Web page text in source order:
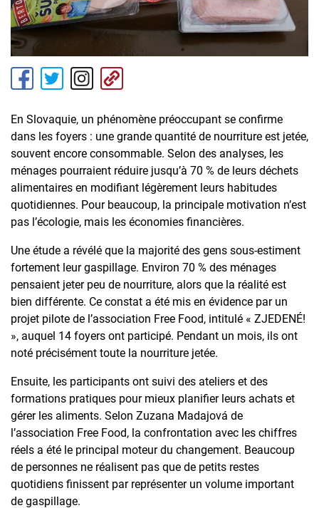
En Slovaquie, un phénomène préoccupant se confirme
dans les foyers : une grande quantité de nourriture est jetée,
souvent encore consommable. Selon des analyses, les
ménages pourraient réduire jusqu’à 70 % de leurs déchets
alimentaires en modifiant légèrement leurs habitudes
quotidiennes. Pour beaucoup, la principale motivation n’est
pas l’écologie, mais les économies financières.
Une étude a révélé que la majorité des gens sous-estiment
fortement leur gaspillage. Environ 70 % des ménages
pensaient jeter peu de nourriture, alors que la réalité est
bien différente. Ce constat a été mis en évidence par un
projet pilote de l’association Free Food, intitulé « ZJEDENÉ!
», auquel 14 foyers ont participé. Pendant un mois, ils ont
noté précisément toute la nourriture jetée.
Ensuite, les participants ont suivi des ateliers et des
formations pratiques pour mieux planifier leurs achats et
gérer les aliments. Selon Zuzana Madajová de
l’association Free Food, la confrontation avec les chiffres
réels a été le principal moteur du changement. Beaucoup
de personnes ne réalisent pas que de petits restes
quotidiens finissent par représenter un volume important
de gaspillage.